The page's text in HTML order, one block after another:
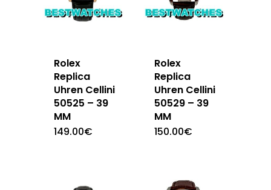
Rolex
Replica
Uhren Cellini
50525 – 39
MM
149.00€
Rolex
Replica
Uhren Cellini
50529 – 39
MM
150.00€